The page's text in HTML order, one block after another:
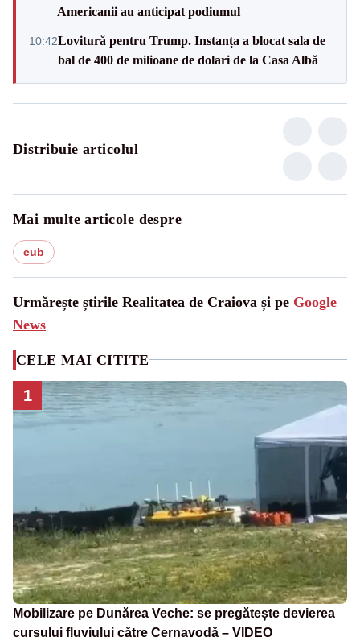
Americanii au anticipat podiumul
10:42Lovitură pentru Trump. Instanța a blocat sala de
bal de 400 de milioane de dolari de la Casa Albă
Distribuie articolul
Mai multe articole despre
cub
Urmărește știrile Realitatea de Craiova și pe Google
News
CELE MAI CITITE
1
Mobilizare pe Dunărea Veche: se pregătește devierea
cursului fluviului către Cernavodă – VIDEO